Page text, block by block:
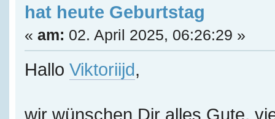
hat heute Geburtstag
« am: 02. April 2025, 06:26:29 »
Hallo Viktoriijd,
wir wünschen Dir alles Gute,